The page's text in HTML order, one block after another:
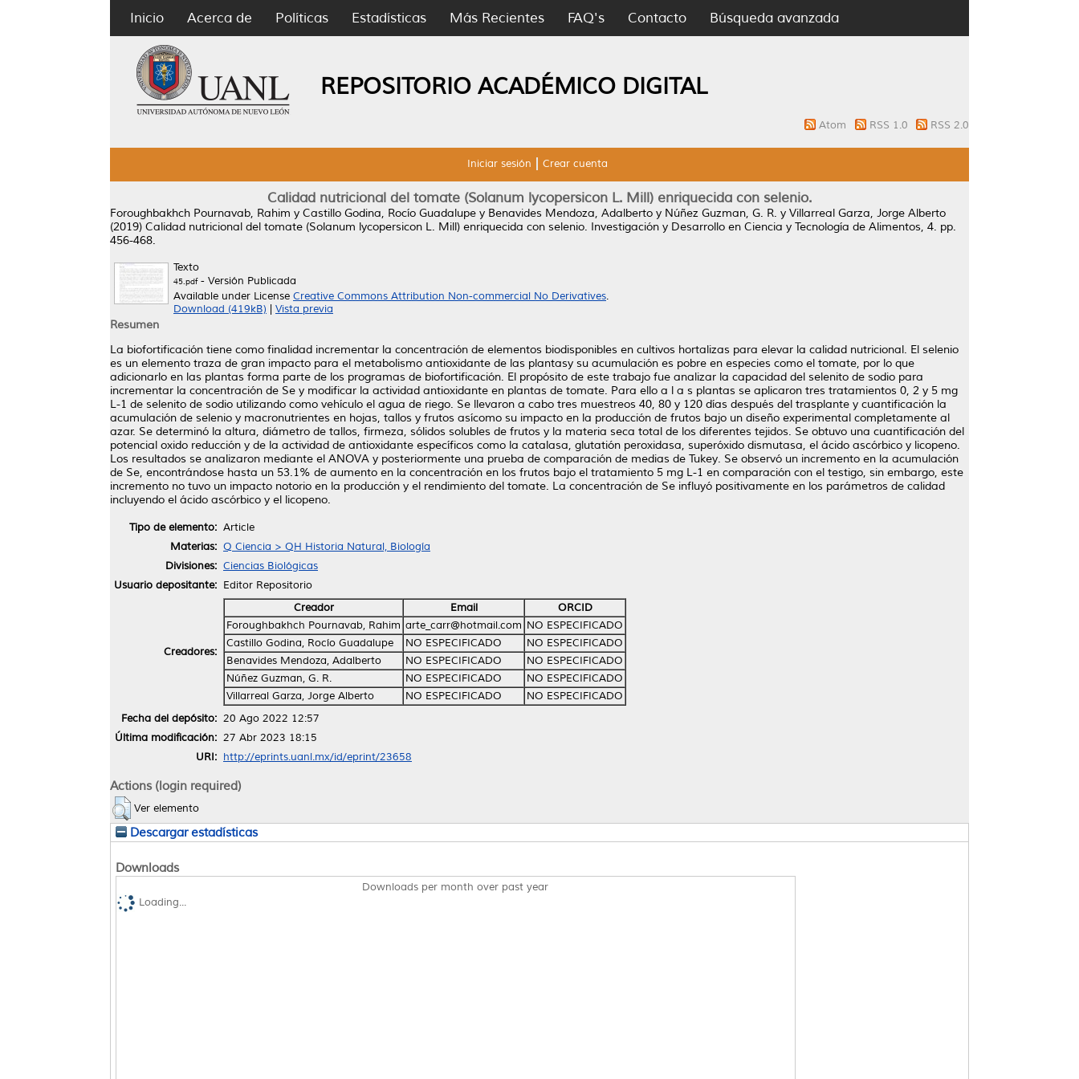
Inicio Acerca de Políticas Estadísticas Más Recientes FAQ's Contacto Búsqueda avanzada
REPOSITORIO ACADÉMICO DIGITAL
Atom RSS 1.0 RSS 2.0
Iniciar sesión Crear cuenta
Calidad nutricional del tomate (Solanum lycopersicon L. Mill) enriquecida con selenio.
Foroughbakhch Pournavab, Rahim y Castillo Godina, Rocío Guadalupe y Benavides Mendoza, Adalberto y Núñez Guzman, G. R. y Villarreal Garza, Jorge Alberto
(2019) Calidad nutricional del tomate (Solanum lycopersicon L. Mill) enriquecida con selenio. Investigación y Desarrollo en Ciencia y Tecnología de Alimentos, 4. pp.
456-468.
Texto
45.pdf- Versión Publicada
Available under License Creative Commons Attribution Non-commercial No Derivatives.
Download (419kB)
Vista previa
Resumen
La biofortificación tiene como finalidad incrementar la concentración de elementos biodisponibles en cultivos hortalizas para elevar la calidad nutricional. El selenio
es un elemento traza de gran impacto para el metabolismo antioxidante de las plantasy su acumulación es pobre en especies como el tomate, por lo que
adicionarlo en las plantas forma parte de los programas de biofortificación. El propósito de este trabajo fue analizar la capacidad del selenito de sodio para
incrementar la concentración de Se y modificar la actividad antioxidante en plantas de tomate. Para ello a l a s plantas se aplicaron tres tratamientos 0, 2 y 5 mg
L-1 de selenito de sodio utilizando como vehículo el agua de riego. Se llevaron a cabo tres muestreos 40, 80 y 120 días después del trasplante y cuantificación la
acumulación de selenio y macronutrientes en hojas, tallos y frutos asícomo su impacto en la producción de frutos bajo un diseño experimental completamente al
azar. Se determinó la altura, diámetro de tallos, firmeza, sólidos solubles de frutos y la materia seca total de los diferentes tejidos. Se obtuvo una cuantificación del
potencial oxido reducción y de la actividad de antioxidante específicos como la catalasa, glutatión peroxidasa, superóxido dismutasa, el ácido ascórbico y licopeno.
Los resultados se analizaron mediante el ANOVA y posteriormente una prueba de comparación de medias de Tukey. Se observó un incremento en la acumulación
de Se, encontrándose hasta un 53.1% de aumento en la concentración en los frutos bajo el tratamiento 5 mg L-1 en comparación con el testigo, sin embargo, este
incremento no tuvo un impacto notorio en la producción y el rendimiento del tomate. La concentración de Se influyó positivamente en los parámetros de calidad
incluyendo el ácido ascórbico y el licopeno.
Tipo de elemento: Article
Materias: Q Ciencia > QH Historia Natural, Biología
Divisiones: Ciencias Biológicas
Usuario depositante: Editor Repositorio
Creadores:
Creador Email
ORCID
Foroughbakhch Pournavab, Rahim arte_carr@hotmail.com NO ESPECIFICADO
Castillo Godina, Rocío Guadalupe
NO ESPECIFICADO
NO ESPECIFICADO
Benavides Mendoza, Adalberto
NO ESPECIFICADO
NO ESPECIFICADO
Núñez Guzman, G. R.
NO ESPECIFICADO
NO ESPECIFICADO
Villarreal Garza, Jorge Alberto
NO ESPECIFICADO
NO ESPECIFICADO
Fecha del depósito: 20 Ago 2022 12:57
Última modificación: 27 Abr 2023 18:15
URI: http://eprints.uanl.mx/id/eprint/23658
Actions (login required)
Ver elemento
Descargar estadísticas
Downloads
Downloads per month over past year
Loading...